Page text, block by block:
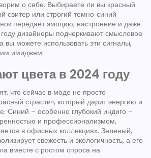
о себе. Выбираете ли вы красный
или строгий темно‑синий
передаёт эмоцию, настроение и даже
дизайнеры подчеркивают смысловое
вы можете использовать эти сигналы,
имиджем.
цвета в 2024 году
что сейчас в моде не просто
страсти», который дарит энергию и
Синий – особенно глубокий индиго –
и профессионализмом,
в офисных коллекциях. Зеленый,
свежесть и экологичность, а его
вместе с ростом спроса на